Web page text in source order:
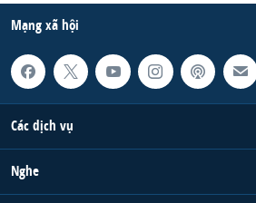
Mạng xã hội
Các dịch vụ
Nghe